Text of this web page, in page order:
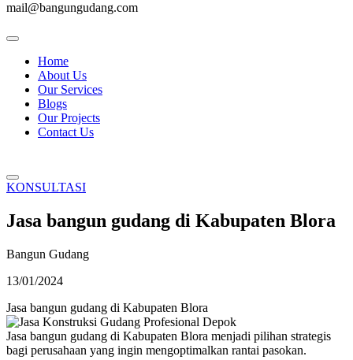
mail@bangungudang.com
Home
About Us
Our Services
Blogs
Our Projects
Contact Us
KONSULTASI
Jasa bangun gudang di Kabupaten Blora
Bangun Gudang
13/01/2024
Jasa bangun gudang di Kabupaten Blora
Jasa bangun gudang di Kabupaten Blora menjadi pilihan strategis
bagi perusahaan yang ingin mengoptimalkan rantai pasokan.